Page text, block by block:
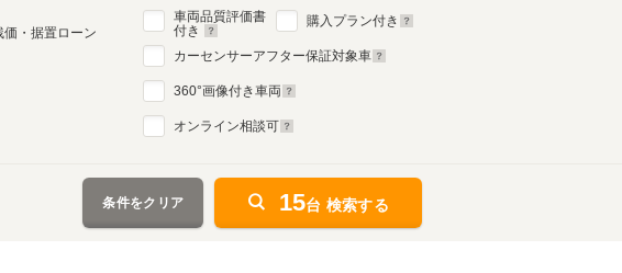
価・据置ローン
車両品質評価書
付き
購入プラン付き
カーセンサーアフター保証対象車
360°画像付き車両
オンライン相談可
条件をクリア 15台 検索する